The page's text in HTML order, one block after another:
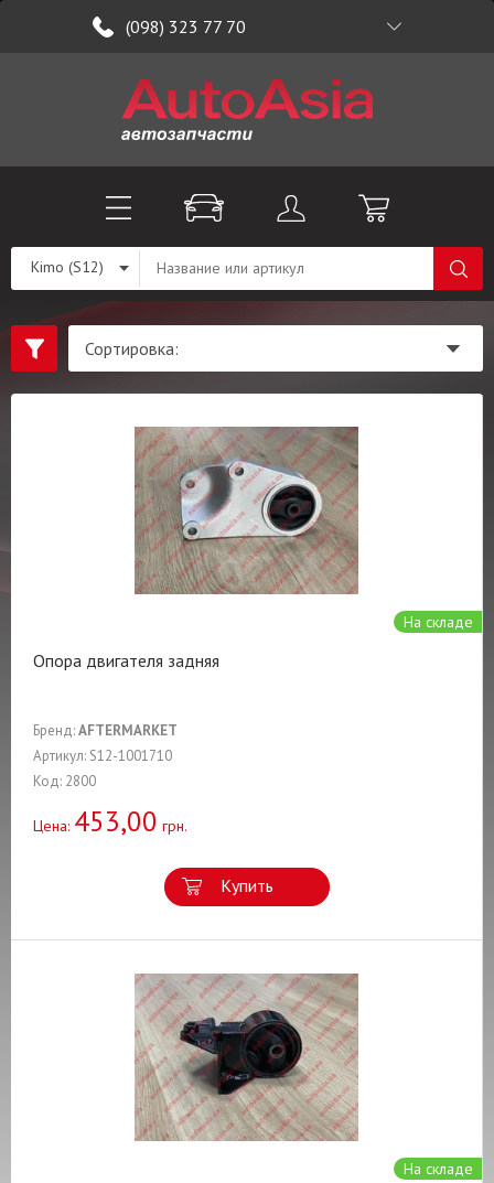
(098) 323 77 70
Kimo (S12)
На складе
Опора двигателя задняя
Бренд:AFTERMARKET
Артикул: S12-1001710
Код: 2800
Цена: 453,00 грн.
Купить
На складе